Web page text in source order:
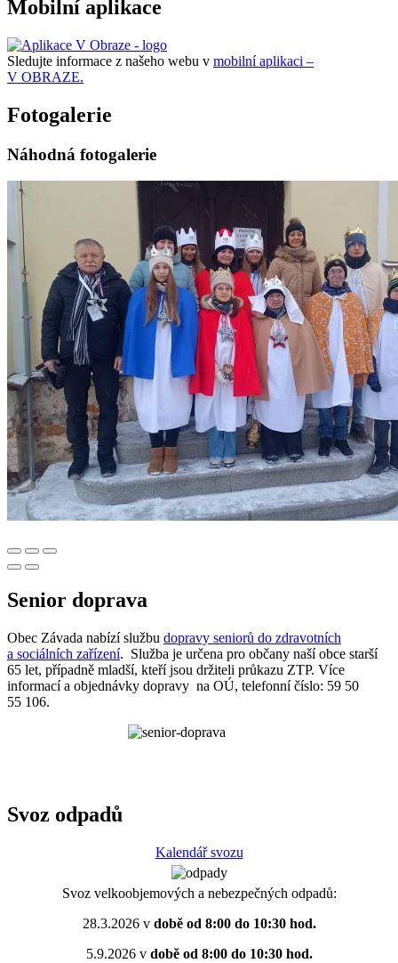
Mobilní aplikace
Sledujte informace z našeho webu v mobilní aplikaci –
V OBRAZE.
Fotogalerie
Náhodná fotogalerie
Senior doprava
Obec Závada nabízí službu dopravy seniorů do zdravotních
a sociálních zařízení. Služba je určena pro občany naší obce starší
65 let, případně mladší, kteří jsou držiteli průkazu ZTP. Více
informací a objednávky dopravy na OÚ, telefonní číslo: 59 50
55 106.
Svoz odpadů
Kalendář svozu
Svoz velkoobjemových a nebezpečných odpadů:
28.3.2026 vdobě od 8:00 do 10:30 hod.
5.9.2026 vdobě od 8:00 do 10:30 hod.